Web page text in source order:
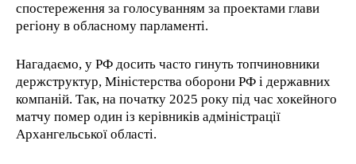
спостереження за голосуванням за проектами глави
регіону в обласному парламенті.
Нагадаємо, у РФ досить часто гинуть топчиновники
держструктур, Міністерства оборони РФ і державних
компаній. Так, на початку 2025 року під час хокейного
матчу помер один із керівників адміністрації
Архангельської області.